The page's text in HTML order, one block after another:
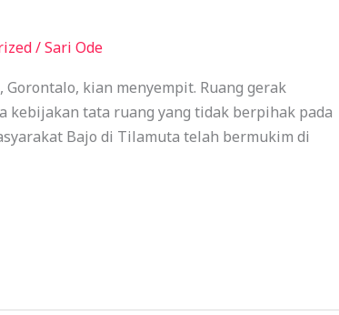
/Sari Ode
kian menyempit. Ruang gerak
tata ruang yang tidak berpihak pada
Bajo di Tilamuta telah bermukim di